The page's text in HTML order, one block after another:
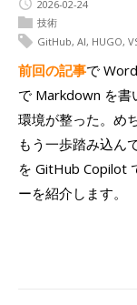
2026-02-24
技術
GitHub, AI, HUGO,
前回の記事で
で Markdown を書
環境が整った。め
もう一歩踏み込ん
を GitHub Copilot
ーを紹介します。